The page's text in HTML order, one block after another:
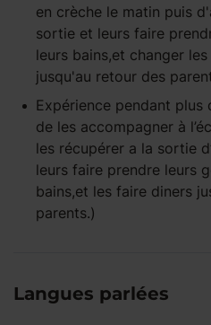
en crèche le matin puis
sortie et leurs faire
leurs bains,et changer
jusqu'au retour des
Expérience pendant plus
de les accompagner à
les récupérer a la sortie
leurs faire prendre leurs
bains,et les faire diners
parents.)
Langues parlées